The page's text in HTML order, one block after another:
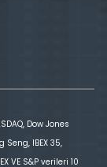
Dow Jones
Seng, IBEX 35,
VE S&P verileri 10